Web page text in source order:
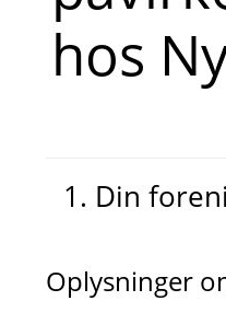
hos
1. Din
Oplysninger